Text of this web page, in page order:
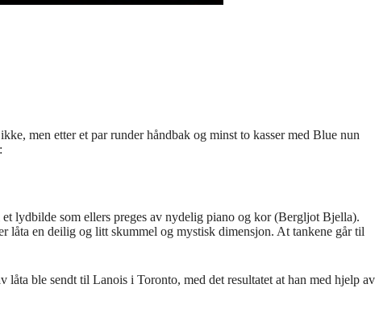
men etter et par runder håndbak og minst to kasser med Blue nun
lydbilde som ellers preges av nydelig piano og kor (Bergljot Bjella).
låta en deilig og litt skummel og mystisk dimensjon. At tankene går til
låta ble sendt til Lanois i Toronto, med det resultatet at han med hjelp av